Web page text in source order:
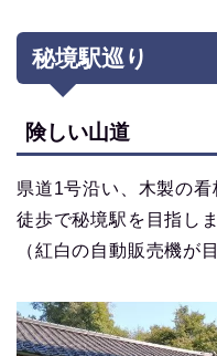
秘境駅巡り
険しい山道
県道1号沿い、木製の
徒歩で秘境駅を目指しま
（紅白の自動販売機が